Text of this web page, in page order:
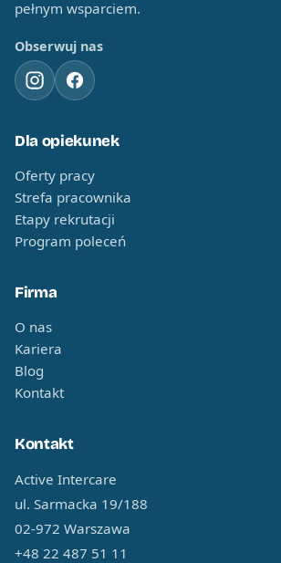
pełnym wsparciem.
Obserwuj nas
Dla opiekunek
Oferty pracy
Strefa pracownika
Etapy rekrutacji
Program poleceń
Firma
O nas
Kariera
Blog
Kontakt
Kontakt
Active Intercare
ul. Sarmacka 19/188
02-972 Warszawa
+48 22 487 51 11